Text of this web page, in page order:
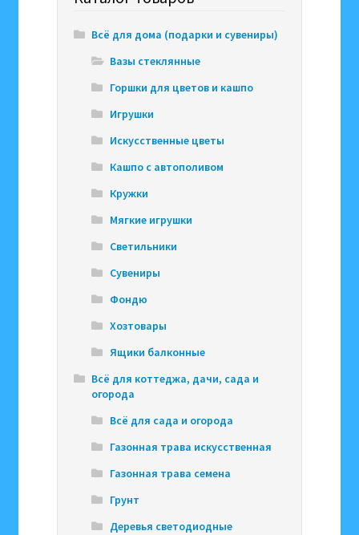
Всё для дома (подарки и сувениры)
Вазы стеклянные
Горшки для цветов и кашпо
Игрушки
Искусственные цветы
Кашпо с автополивом
Кружки
Мягкие игрушки
Светильники
Сувениры
Фондю
Хозтовары
Ящики балконные
Всё для коттеджа, дачи, сада и
огорода
Всё для сада и огорода
Газонная трава искусственная
Газонная трава семена
Грунт
Деревья светодиодные